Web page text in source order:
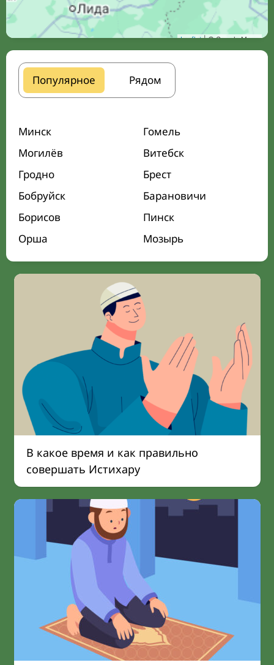
Leaflet| © Google Maps
Популярное Рядом
Минск
Гомель
Могилёв
Витебск
Гродно
Брест
Бобруйск
Барановичи
Борисов
Пинск
Орша
Мозырь
В какое время и как правильно
совершать Истихару